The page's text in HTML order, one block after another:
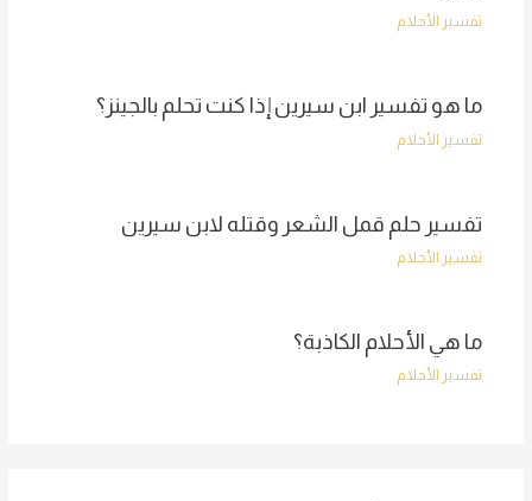
تفسير الأحلام
ما هو تفسير ابن سيرين إذا كنت تحلم بالجينز؟
تفسير الأحلام
تفسير حلم قمل الشعر وقتله لابن سيرين
تفسير الأحلام
ما هي الأحلام الكاذبة؟
تفسير الأحلام